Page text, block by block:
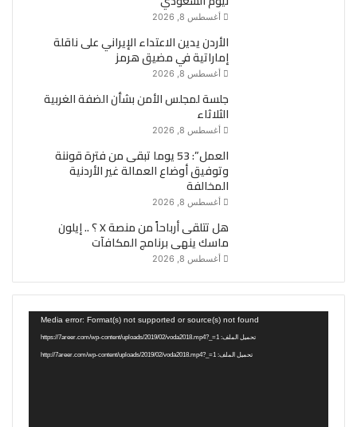
أغسطس 8, 2026
الأردن يدين الاعتداء الإيراني على ناقلة
إماراتية في مضيق هرمز
أغسطس 8, 2026
جلسة لمجلس الأمن بشأن الضفة الغربية
الثلاثاء
أغسطس 8, 2026
العمل”: 53 يوما تبقى من فترة قوننة
وتوفيق أوضاع العمالة غير الأردنية
المخالفة
أغسطس 8, 2026
هل تتلقى أرباحاً من منصة X ؟ .. إيلون
ماسك ينهى برنامج المكافآت
أغسطس 8, 2026
Media error: Format(s) not supported or source(s) not found
تحميل الملف: https://7areer.com/wp-content/uploads/2019/02/voda2018.mp4?_=1
تحميل الملف: http://7areer.com/wp-content/uploads/2019/02/voda2018.mp4?_=1